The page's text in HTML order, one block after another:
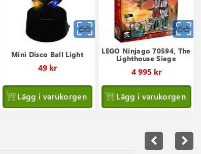
Snabbvy Snabbvy
Mini Disco Ball Light
49 kr
Lägg i varukorgen
LEGO Ninjago 70594, The
Lighthouse Siege
4 995 kr
Lägg i varukorgen
navigate_before navigate_next